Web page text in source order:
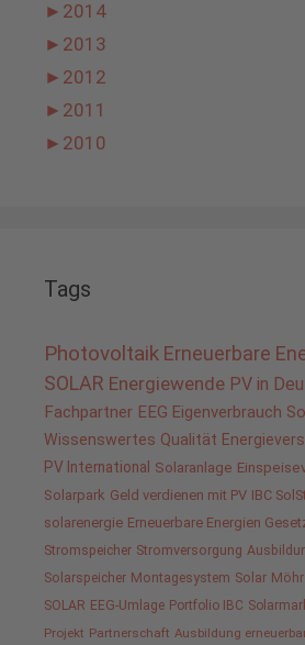
► 2014
► 2013
► 2012
► 2011
► 2010
Tags
Photovoltaik Erneuerbare
SOLAR Energiewende PV in
Fachpartner EEG Eigenverbrauch
Wissenswertes Qualität
PV International Solaranlage
Solarpark Geld verdienen mit PV IBC
solarenergie Erneuerbare Energien
Stromspeicher Stromversorgung
Solarspeicher Montagesystem Solar
SOLAR EEG-Umlage Portfolio IBC
Projekt Partnerschaft Ausbildung